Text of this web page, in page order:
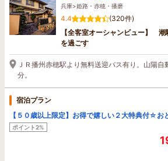
兵庫>姫路・赤穂・播磨
4.4
(320件)
【全客室オーシャンビュー】
を過ごす
ＪＲ播州赤穂駅より無料送迎バス有り。山陽
分。
宿泊プラン
【５０歳以上限定】お得で嬉しい２大特典付☆お
ポイント2%